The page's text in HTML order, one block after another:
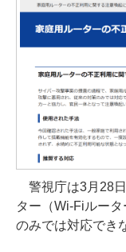
警視庁は3月28
ター（Wi-Fiルー
のみでは対応でき